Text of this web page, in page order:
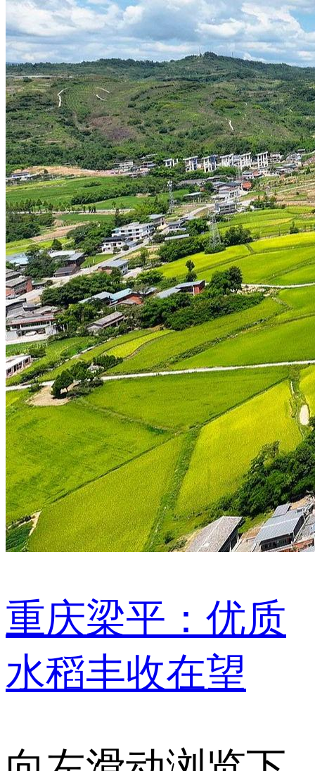
重庆梁平：优质
水稻丰收在望